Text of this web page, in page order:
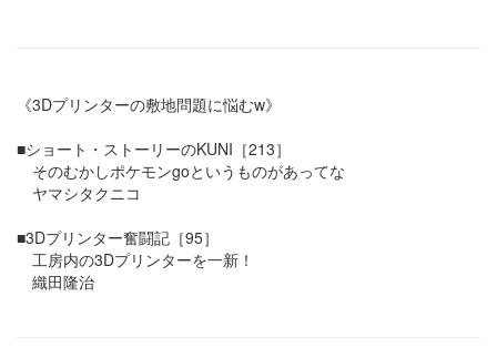
《3Dプリンターの敷地問題に悩むw》
■ショート・ストーリーのKUNI［213］
そのむかしポケモンgoというものがあってな
ヤマシタクニコ
■3Dプリンター奮闘記［95］
工房内の3Dプリンターを一新！
織田隆治